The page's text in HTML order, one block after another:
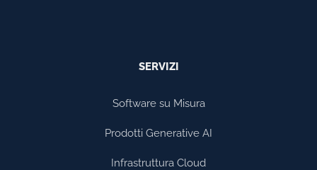
SERVIZI
Software su Misura
Prodotti Generative AI
Infrastruttura Cloud